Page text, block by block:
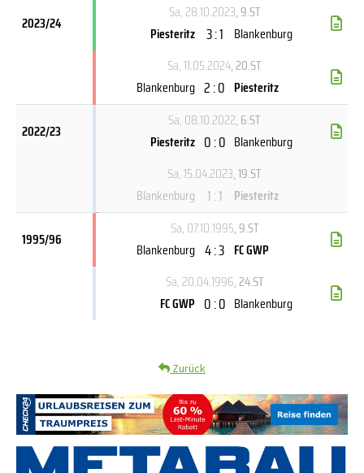
2023/24
Sa, 28.10.2023, 9.ST
Piesteritz 3 : 1 Blankenburg
Sa, 11.05.2024, 20.ST
Blankenburg 2 : 0 Piesteritz
2022/23
Sa, 08.10.2022, 6.ST
Piesteritz 0 : 0 Blankenburg
Sa, 15.04.2023, 19.ST
Blankenburg
1 : 1 Piesteritz
1995/96
Sa, 07.10.1995, 9.ST
Blankenburg 4 : 3 FC GWP
Sa, 20.04.1996, 24.ST
FC GWP 0 : 0 Blankenburg
Zurück